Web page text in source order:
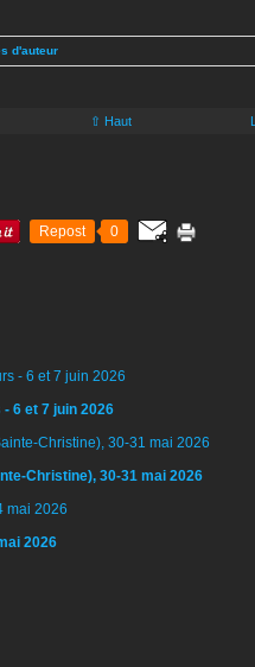
d'auteur
⇧ Haut
Repost 0
6 et 7 juin 2026
Christine), 30-31 mai 2026
2026